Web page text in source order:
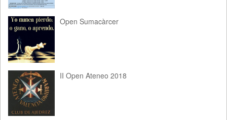
Open Sumacàrcer
II Open Ateneo 2018